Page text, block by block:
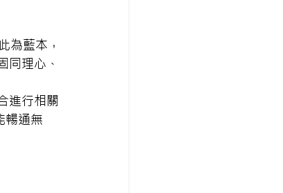
為藍本，
同理心、
進行相關
暢通無